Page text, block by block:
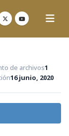
de archivos1
16 junio, 2020